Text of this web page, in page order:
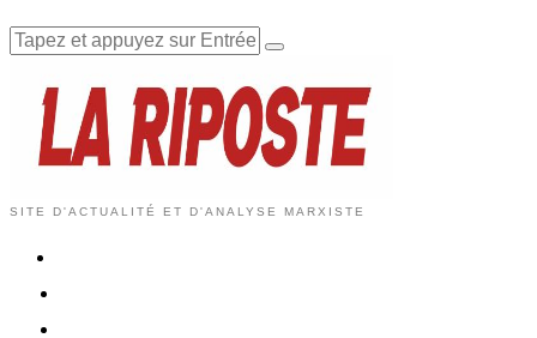
SITE D'ACTUALITÉ ET D'ANALYSE MARXISTE